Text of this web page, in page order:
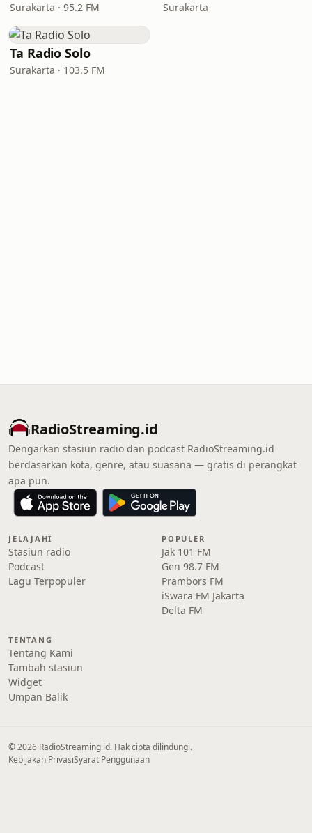
Surakarta · 95.2 FM Surakarta
Ta Radio Solo
Surakarta · 103.5 FM
RadioStreaming.id
Dengarkan stasiun radio dan podcast RadioStreaming.id
berdasarkan kota, genre, atau suasana — gratis di perangkat
apa pun.
JELAJAHI
Stasiun radio
Podcast
Lagu Terpopuler
POPULER
Jak 101 FM
Gen 98.7 FM
Prambors FM
iSwara FM Jakarta
Delta FM
TENTANG
Tentang Kami
Tambah stasiun
Widget
Umpan Balik
© 2026 RadioStreaming.id. Hak cipta dilindungi.
Kebijakan PrivasiSyarat Penggunaan